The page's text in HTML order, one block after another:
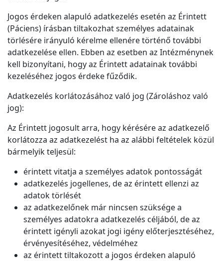
Jogos érdeken alapuló adatkezelés esetén az Érintett
(Páciens) írásban tiltakozhat személyes adatainak
törlésére irányuló kérelme ellenére történő további
adatkezelése ellen. Ebben az esetben az Intézménynek
kell bizonyítani, hogy az Érintett adatainak további
kezeléséhez jogos érdeke fűződik.
Adatkezelés korlátozásához való jog (Zároláshoz való
jog):
Az Érintett jogosult arra, hogy kérésére az adatkezelő
korlátozza az adatkezelést ha az alábbi feltételek közül
bármelyik teljesül:
érintett vitatja a személyes adatok pontosságát
adatkezelés jogellenes, de az érintett ellenzi az
adatok törlését
az adatkezelőnek már nincsen szüksége a
személyes adatokra adatkezelés céljából, de az
érintett igényli azokat jogi igény előterjesztéséhez,
érvényesítéséhez, védelméhez
az érintett tiltakozott a jogos érdeken alapuló